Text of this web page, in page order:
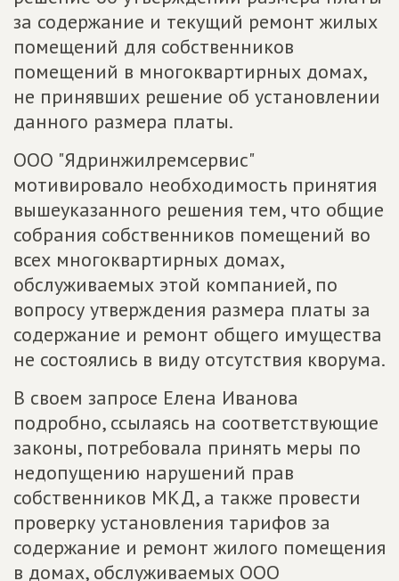
за содержание и текущий ремонт жилых
помещений для собственников
помещений в многоквартирных домах,
не принявших решение об установлении
данного размера платы.
ООО "Ядринжилремсервис"
мотивировало необходимость принятия
вышеуказанного решения тем, что общие
собрания собственников помещений во
всех многоквартирных домах,
обслуживаемых этой компанией, по
вопросу утверждения размера платы за
содержание и ремонт общего имущества
не состоялись в виду отсутствия кворума.
В своем запросе Елена Иванова
подробно, ссылаясь на соответствующие
законы, потребовала принять меры по
недопущению нарушений прав
собственников МКД, а также провести
проверку установления тарифов за
содержание и ремонт жилого помещения
в домах, обслуживаемых ООО